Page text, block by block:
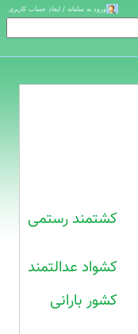
کشتمند رستمی
کشواد عدالتمند
کشور بارانی
ورود به سامانه / ایجاد حساب کاربری